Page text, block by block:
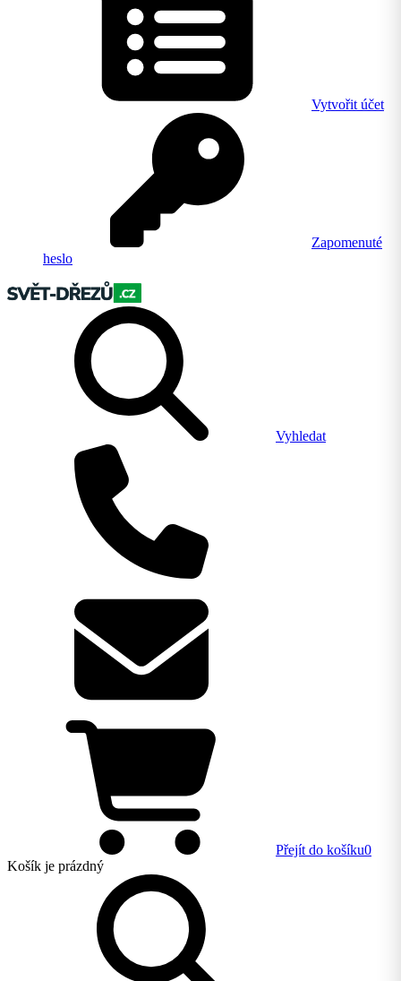
Vytvořit účet
Zapomenuté
heslo
Vyhledat
Přejít do košíku0
Košík je prázdný